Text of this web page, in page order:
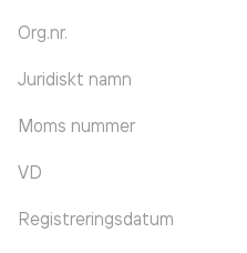
Org.nr.
Juridiskt namn
Moms nummer
VD
Registreringsdatum